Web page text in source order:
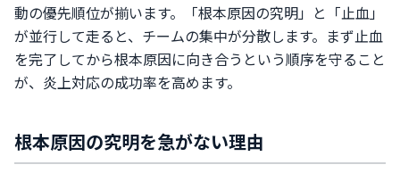
動の優先順位が揃います。「根本原因の究明」と「止血」
が並行して走ると、チームの集中が分散します。まず止血
を完了してから根本原因に向き合うという順序を守ること
が、炎上対応の成功率を高めます。
根本原因の究明を急がない理由